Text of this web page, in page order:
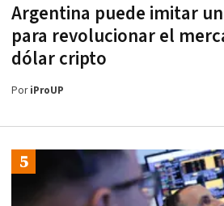
Argentina puede imitar
para revolucionar el
dólar cripto
PoriProUP